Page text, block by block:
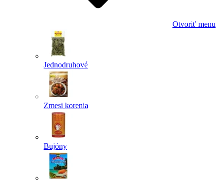
Otvoriť menu
Jednodruhové
Zmesi korenia
Bujóny